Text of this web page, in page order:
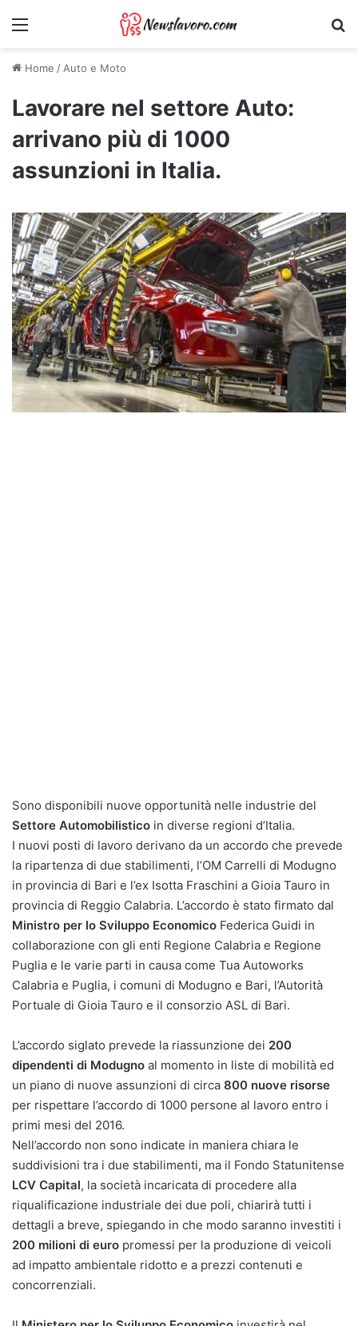
Menu
Home /Auto e Moto
Lavorare nel settore Auto:
arrivano più di 1000
assunzioni in Italia.
Sono disponibili nuove opportunità nelle industrie del
Settore Automobilistico in diverse regioni d’Italia.
I nuovi posti di lavoro derivano da un accordo che prevede
la ripartenza di due stabilimenti, l’OM Carrelli di Modugno
in provincia di Bari e l’ex Isotta Fraschini a Gioia Tauro in
provincia di Reggio Calabria. L’accordo è stato firmato dal
Ministro per lo Sviluppo Economico Federica Guidi in
collaborazione con gli enti Regione Calabria e Regione
Puglia e le varie parti in causa come Tua Autoworks
Calabria e Puglia, i comuni di Modugno e Bari, l’Autorità
Portuale di Gioia Tauro e il consorzio ASL di Bari.
L’accordo siglato prevede la riassunzione dei 200
dipendenti di Modugno al momento in liste di mobilità ed
un piano di nuove assunzioni di circa 800 nuove risorse
per rispettare l’accordo di 1000 persone al lavoro entro i
primi mesi del 2016.
Nell’accordo non sono indicate in maniera chiara le
suddivisioni tra i due stabilimenti, ma il Fondo Statunitense
LCV Capital, la società incaricata di procedere alla
riqualificazione industriale dei due poli, chiarirà tutti i
dettagli a breve, spiegando in che modo saranno investiti i
200 milioni di euro promessi per la produzione di veicoli
ad impatto ambientale ridotto e a prezzi contenuti e
concorrenziali.